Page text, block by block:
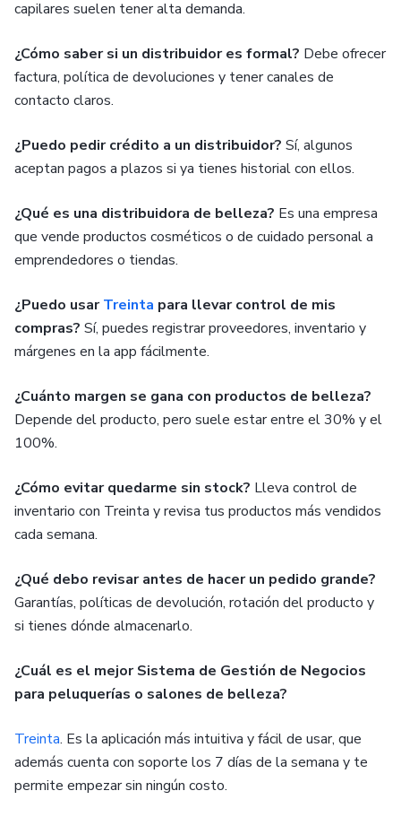
capilares suelen tener alta demanda.
¿Cómo saber si un distribuidor es formal? Debe ofrecer
factura, política de devoluciones y tener canales de
contacto claros.
¿Puedo pedir crédito a un distribuidor? Sí, algunos
aceptan pagos a plazos si ya tienes historial con ellos.
¿Qué es una distribuidora de belleza? Es una empresa
que vende productos cosméticos o de cuidado personal a
emprendedores o tiendas.
¿Puedo usarTreinta para llevar control de mis
compras? Sí, puedes registrar proveedores, inventario y
márgenes en la app fácilmente.
¿Cuánto margen se gana con productos de belleza?
Depende del producto, pero suele estar entre el 30% y el
100%.
¿Cómo evitar quedarme sin stock? Lleva control de
inventario con Treinta y revisa tus productos más vendidos
cada semana.
¿Qué debo revisar antes de hacer un pedido grande?
Garantías, políticas de devolución, rotación del producto y
si tienes dónde almacenarlo.
¿Cuál es el mejor Sistema de Gestión de Negocios
para peluquerías o salones de belleza?
Treinta. Es la aplicación más intuitiva y fácil de usar, que
además cuenta con soporte los 7 días de la semana y te
permite empezar sin ningún costo.